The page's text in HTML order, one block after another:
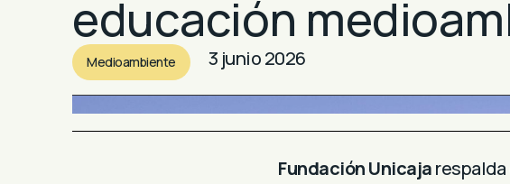
educación
Medioambiente 3 junio 2026
Fundación Unicaja